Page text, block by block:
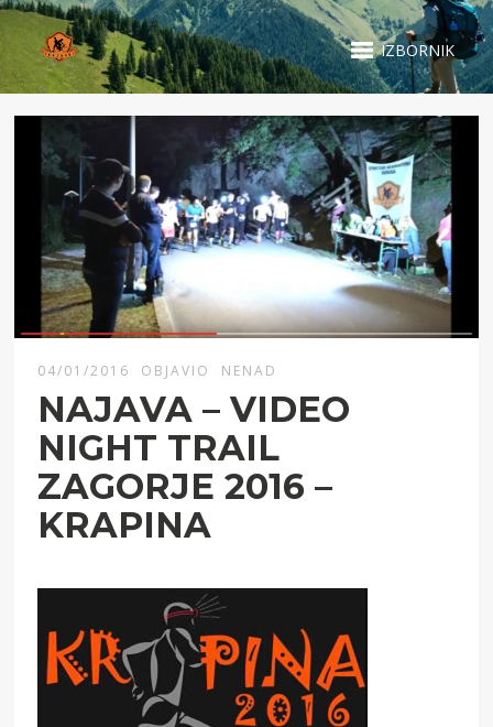
IZBORNIK
04/01/2016 OBJAVIO NENAD
NAJAVA – VIDEO
NIGHT TRAIL
ZAGORJE 2016 –
KRAPINA